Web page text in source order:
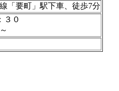
「要町」駅下車、徒歩7分
３０